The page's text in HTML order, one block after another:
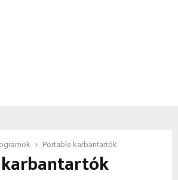
Portable karbantartók